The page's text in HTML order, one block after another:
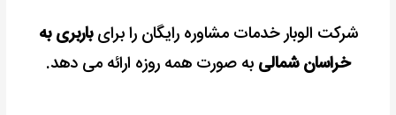
شرکت الوبار خدمات مشاوره رایگان را برایباربری به
خراسان شمالی به صورت همه روزه ارائه می دهد.